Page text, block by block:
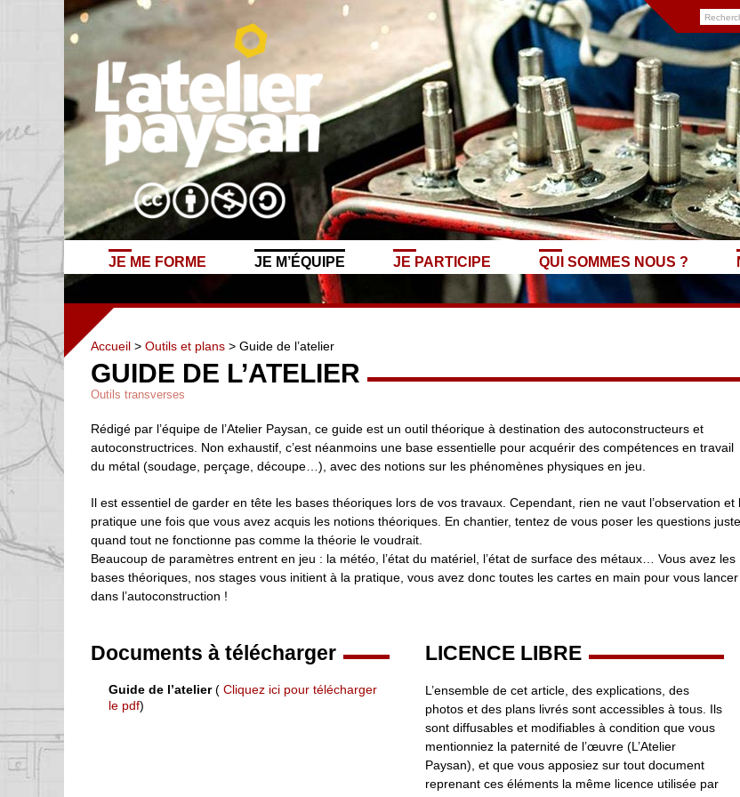
JE ME FORME JE M’ÉQUIPE JE PARTICIPE QUI SOMMES NOUS ?
Accueil > Outils et plans > Guide de l’atelier
GUIDE DE L’ATELIER
Outils transverses
Rédigé par l’équipe de l’Atelier Paysan, ce guide est un outil théorique à destination des autoconstructeurs et
autoconstructrices. Non exhaustif, c’est néanmoins une base essentielle pour acquérir des compétences en travail
du métal (soudage, perçage, découpe…), avec des notions sur les phénomènes physiques en jeu.
Il est essentiel de garder en tête les bases théoriques lors de vos travaux. Cependant, rien ne vaut l’observation et
pratique une fois que vous avez acquis les notions théoriques. En chantier, tentez de vous poser les questions
quand tout ne fonctionne pas comme la théorie le voudrait.
Beaucoup de paramètres entrent en jeu : la météo, l’état du matériel, l’état de surface des métaux… Vous avez les
bases théoriques, nos stages vous initient à la pratique, vous avez donc toutes les cartes en main pour vous lancer
dans l’autoconstruction !
Documents à télécharger
Guide de l’atelier( Cliquez ici pour télécharger
le pdf)
LICENCE LIBRE
L’ensemble de cet article, des explications, des
photos et des plans livrés sont accessibles à tous. Ils
sont diffusables et modifiables à condition que vous
mentionniez la paternité de l’œuvre (L’Atelier
Paysan), et que vous apposiez sur tout document
reprenant ces éléments la même licence utilisée par